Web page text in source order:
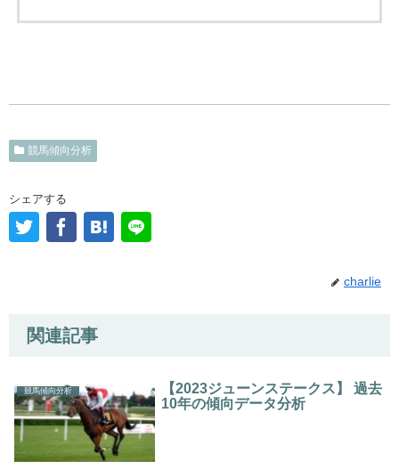
競馬傾向分析
シェアする
charlie
関連記事
競馬傾向分析
【2023ジューンステークス】 過去
10年の傾向データ分析